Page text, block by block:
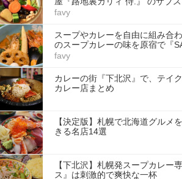
favy
スープやカレーを自由に組み合
のスープカレーの味を原宿で『
favy
カレーの街『下北沢』で、テイ
カレー店まとめ
【決定版】札幌で北海道グルメ
きる名店14選
【下北沢】札幌発スープカレー
ス』は刺激的で爽快な一杯